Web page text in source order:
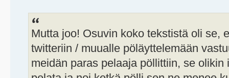
Mutta joo! Osuvin koko tekstistä oli se,
twitteriin / muualle pöläyttelemään
meidän paras pelaaja pöllittiin, se